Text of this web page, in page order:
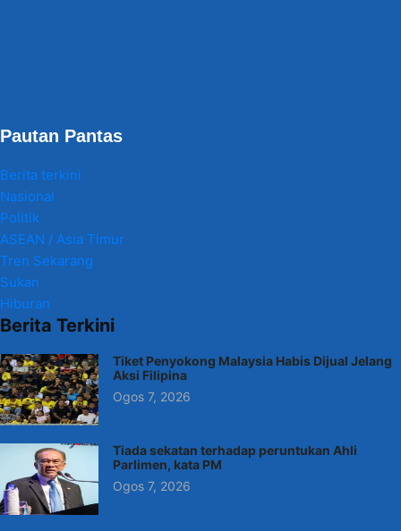
Pautan Pantas
Berita terkini
Nasional
Politik
ASEAN / Asia Timur
Tren Sekarang
Sukan
Hiburan
Berita Terkini
Tiket Penyokong Malaysia Habis Dijual Jelang
Aksi Filipina
Ogos 7, 2026
Tiada sekatan terhadap peruntukan Ahli
Parlimen, kata PM
Ogos 7, 2026